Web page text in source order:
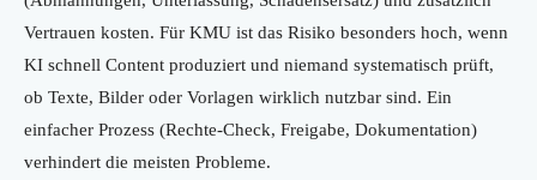
Vertrauen kosten. Für KMU ist das Risiko besonders hoch, wenn
KI schnell Content produziert und niemand systematisch prüft,
ob Texte, Bilder oder Vorlagen wirklich nutzbar sind. Ein
einfacher Prozess (Rechte-Check, Freigabe, Dokumentation)
verhindert die meisten Probleme.